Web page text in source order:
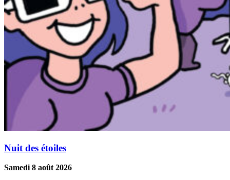
Nuit des étoiles
Samedi 8 août 2026